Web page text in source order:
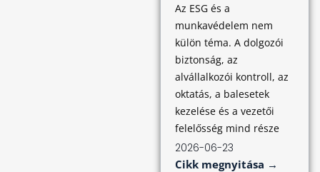
Az ESG és a
munkavédelem nem
külön téma. A dolgozói
biztonság, az
alvállalkozói kontroll, az
oktatás, a balesetek
kezelése és a vezetői
felelősség mind része
2026-06-23
Cikk megnyitása →